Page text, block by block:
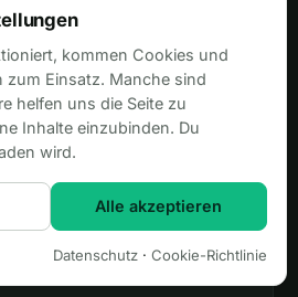
zum Gold-Status ohne
2026: Metallkarte, 200 €
Membership Rewards
Gold aus Metall ihre 240 €
hier alle Guthaben, den 200-
und den Vergleich mit
Amex.
kommen Cookies und
zum Einsatz. Manche sind
helfen uns die Seite zu
Inhalte einzubinden. Du
wird.
Alle akzeptieren
Datenschutz· Cookie-Richtlinie